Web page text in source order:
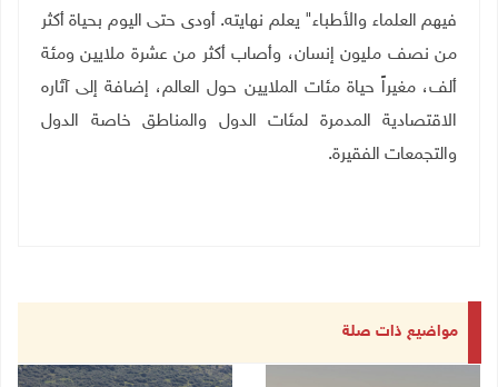
فيهم العلماء والأطباء" يعلم نهايته. أودى حتى اليوم بحياة أكثر
من نصف مليون إنسان، وأصاب أكثر من عشرة ملايين ومئة
ألف، مغيراً حياة مئات الملايين حول العالم، إضافة إلى آثاره
الاقتصادية المدمرة لمئات الدول والمناطق خاصة الدول
والتجمعات الفقيرة.
مواضيع ذات صلة